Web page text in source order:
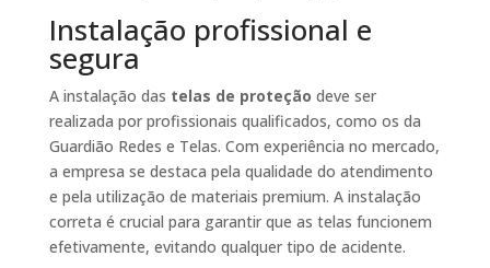
Instalação profissional e
segura
A instalação das telas de proteção deve ser
realizada por profissionais qualificados, como os da
Guardião Redes e Telas. Com experiência no mercado,
a empresa se destaca pela qualidade do atendimento
e pela utilização de materiais premium. A instalação
correta é crucial para garantir que as telas funcionem
efetivamente, evitando qualquer tipo de acidente.